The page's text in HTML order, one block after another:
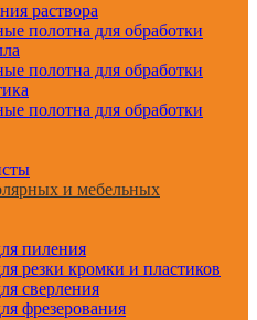
раствора
полотна для обработки
полотна для обработки
полотна для обработки
и мебельных
пиления
резки кромки и пластиков
сверления
фрезерования